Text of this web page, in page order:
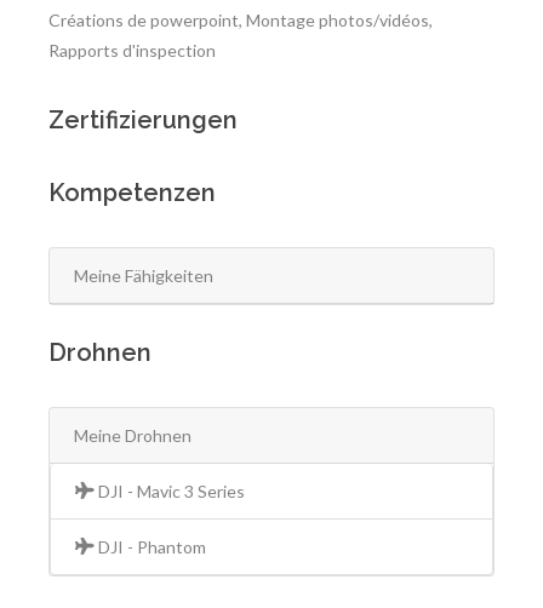
Créations de powerpoint, Montage photos/vidéos,
Rapports d'inspection
Zertifizierungen
Kompetenzen
Meine Fähigkeiten
Drohnen
Meine Drohnen
DJI - Mavic 3 Series
DJI - Phantom